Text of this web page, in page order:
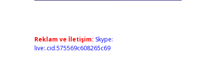
Reklam ve İletişim: Skype:
live:.cid.575569c608265c69